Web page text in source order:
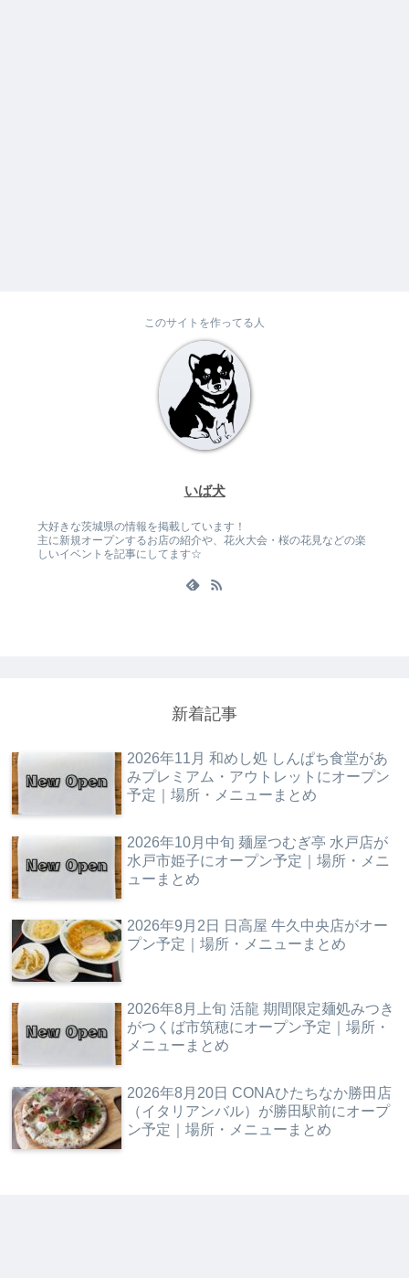
このサイトを作ってる人
いば犬
大好きな茨城県の情報を掲載しています！
主に新規オープンするお店の紹介や、花火大会・桜の花見などの楽
しいイベントを記事にしてます☆
新着記事
2026年11月 和めし処 しんぱち食堂があ
みプレミアム・アウトレットにオープン
予定｜場所・メニューまとめ
2026年10月中旬 麺屋つむぎ亭 水戸店が
水戸市姫子にオープン予定｜場所・メニ
ューまとめ
2026年9月2日 日高屋 牛久中央店がオー
プン予定｜場所・メニューまとめ
2026年8月上旬 活龍 期間限定麺処みつき
がつくば市筑穂にオープン予定｜場所・
メニューまとめ
2026年8月20日 CONAひたちなか勝田店
（イタリアンバル）が勝田駅前にオープ
ン予定｜場所・メニューまとめ